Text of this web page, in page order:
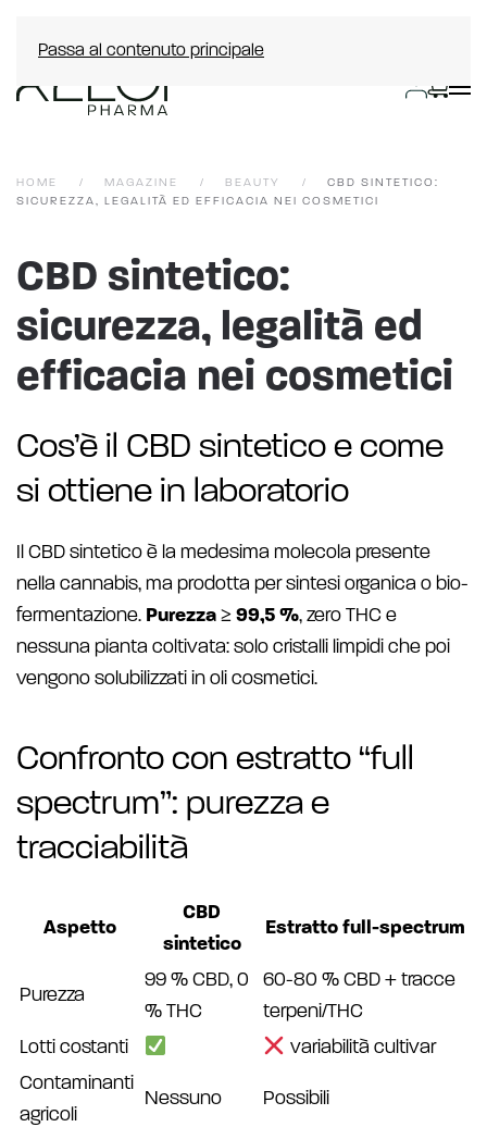
Passa al contenuto principale
HOME MAGAZINE BEAUTY
CBD SINTETICO:
SICUREZZA, LEGALITÀ ED EFFICACIA NEI COSMETICI
CBD sintetico:
sicurezza, legalità ed
efficacia nei cosmetici
Cos’è il CBD sintetico e come
si ottiene in laboratorio
Il CBD sintetico è la medesima molecola presente
nella cannabis, ma prodotta per sintesi organica o bio-
fermentazione. Purezza ≥ 99,5 %, zero THC e
nessuna pianta coltivata: solo cristalli limpidi che poi
vengono solubilizzati in oli cosmetici.
Confronto con estratto “full
spectrum”: purezza e
tracciabilità
Aspetto
CBD
sintetico
Estratto full-spectrum
Purezza
99 % CBD, 0
% THC
60-80 % CBD + tracce
terpeni/THC
Lotti costanti
variabilità cultivar
Contaminanti
agricoli
Nessuno Possibili